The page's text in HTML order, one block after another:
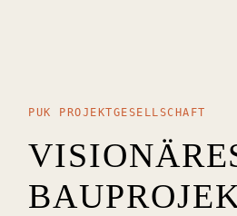
PUK PROJEKTGESELLSCHAFT